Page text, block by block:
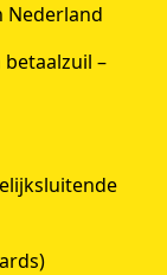
Nederland
–